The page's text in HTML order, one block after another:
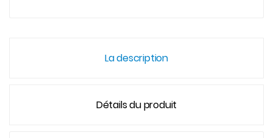
La description
Détails du produit